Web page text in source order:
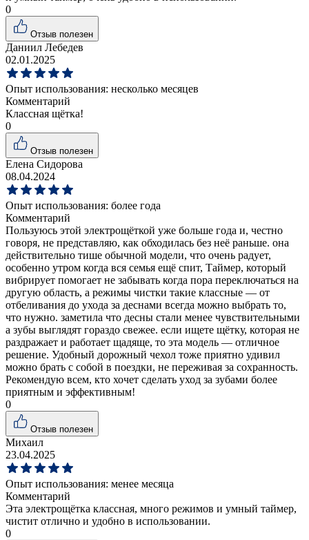
0
Отзыв полезен
Даниил Лебедев
02.01.2025
Опыт использования: несколько месяцев
Комментарий
Классная щётка!
0
Отзыв полезен
Елена Сидорова
08.04.2024
Опыт использования: более года
Комментарий
Пользуюсь этой электрощёткой уже больше года и, честно
говоря, не представляю, как обходилась без неё раньше. она
действительно тише обычной модели, что очень радует,
особенно утром когда вся семья ещё спит, Таймер, который
вибрирует помогает не забывать когда пора переключаться на
другую область, а режимы чистки такие классные — от
отбеливания до ухода за деснами всегда можно выбрать то,
что нужно. заметила что десны стали менее чувствительными
а зубы выглядят гораздо свежее. если ищете щётку, которая не
раздражает и работает щадяще, то эта модель — отличное
решение. Удобный дорожный чехол тоже приятно удивил
можно брать с собой в поездки, не переживая за сохранность.
Рекомендую всем, кто хочет сделать уход за зубами более
приятным и эффективным!
0
Отзыв полезен
Михаил
23.04.2025
Опыт использования: менее месяца
Комментарий
Эта электрощётка классная, много режимов и умный таймер,
чистит отлично и удобно в использовании.
0